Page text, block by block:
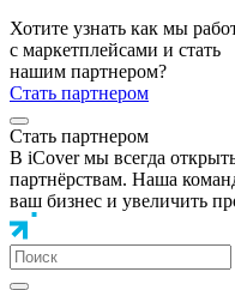
Хотите узнать как мы
с маркетплейсами и стать
нашим партнером?
Стать партнером
Стать партнером
В iCover мы всегда
партнёрствам. Наша
ваш бизнес и увеличить